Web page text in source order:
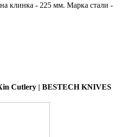
клинка - 225 мм. Марка стали -
Cutlery | BESTECH KNIVES